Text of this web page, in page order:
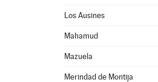
Los Ausines
Mahamud
Mazuela
Merindad de Montija